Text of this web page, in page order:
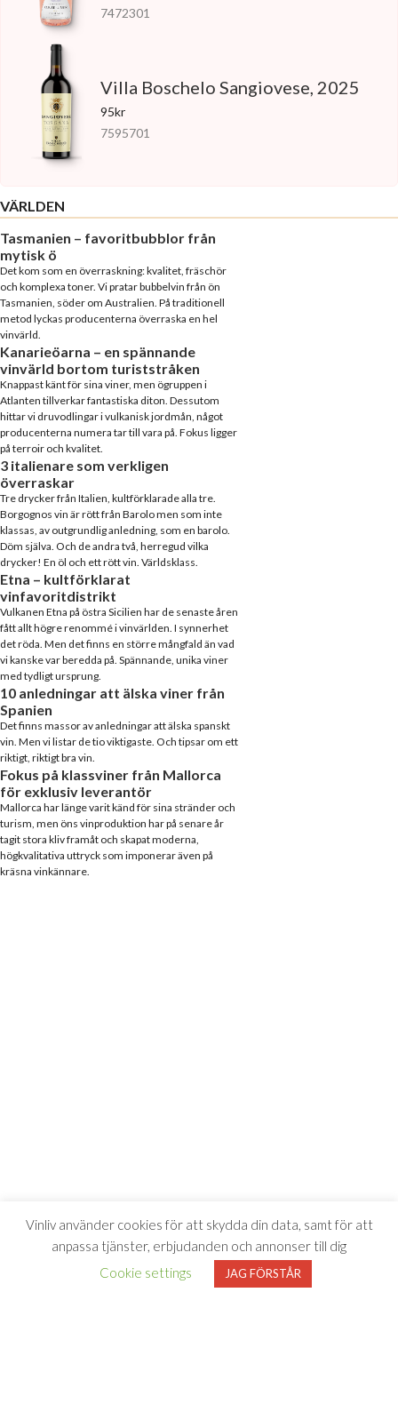
7472301
Villa Boschelo Sangiovese, 2025
95kr
7595701
VÄRLDEN
Tasmanien – favoritbubblor från
mytisk ö
Det kom som en överraskning: kvalitet, fräschör
och komplexa toner. Vi pratar bubbelvin från ön
Tasmanien, söder om Australien. På traditionell
metod lyckas producenterna överraska en hel
vinvärld.
Kanarieöarna – en spännande
vinvärld bortom turiststråken
Knappast känt för sina viner, men ögruppen i
Atlanten tillverkar fantastiska diton. Dessutom
hittar vi druvodlingar i vulkanisk jordmån, något
producenterna numera tar till vara på. Fokus ligger
på terroir och kvalitet.
3 italienare som verkligen
överraskar
Tre drycker från Italien, kultförklarade alla tre.
Borgognos vin är rött från Barolo men som inte
klassas, av outgrundlig anledning, som en barolo.
Döm själva. Och de andra två, herregud vilka
drycker! En öl och ett rött vin. Världsklass.
Etna – kultförklarat
vinfavoritdistrikt
Vulkanen Etna på östra Sicilien har de senaste åren
fått allt högre renommé i vinvärlden. I synnerhet
det röda. Men det finns en större mångfald än vad
vi kanske var beredda på. Spännande, unika viner
med tydligt ursprung.
10 anledningar att älska viner från
Spanien
Det finns massor av anledningar att älska spanskt
vin. Men vi listar de tio viktigaste. Och tipsar om ett
riktigt, riktigt bra vin.
Fokus på klassviner från Mallorca
för exklusiv leverantör
Mallorca har länge varit känd för sina stränder och
turism, men öns vinproduktion har på senare år
tagit stora kliv framåt och skapat moderna,
högkvalitativa uttryck som imponerar även på
kräsna vinkännare.
Vinliv använder cookies för att skydda din data, samt för att
anpassa tjänster, erbjudanden och annonser till dig
Cookie settings
JAG FÖRSTÅR